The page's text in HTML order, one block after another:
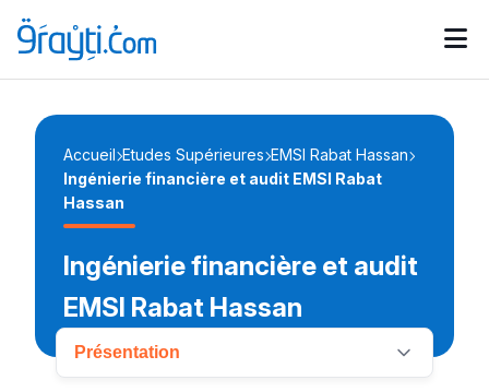
Catégories
d'actualités
Annonces bourses
Accueil Etudes Supérieures EMSI Rabat Hassan
Ingénierie financière et audit EMSI Rabat
Hassan
Ingénierie financière et audit
EMSI Rabat Hassan
Présentation